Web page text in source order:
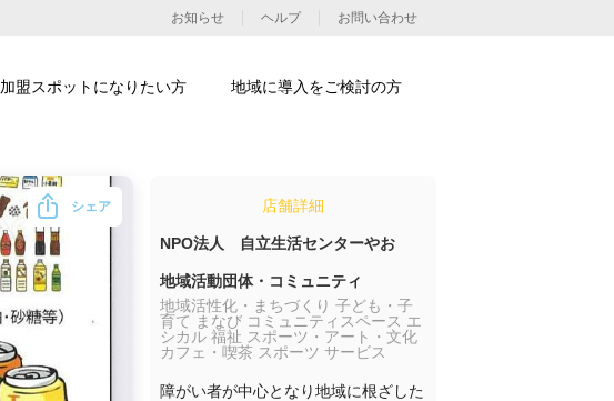
シェア 店舗詳細
NPO法人 自立生活センターやお
地域活動団体・コミュニティ
地域活性化・まちづくり 子ども・子
育て まなび コミュニティスペース エ
シカル 福祉 スポーツ・アート・文化
カフェ・喫茶 スポーツ サービス
障がい者が中心となり地域に根ざした
お知らせ ヘルプ お問い合わせ
加盟スポットになりたい方 地域に導入をご検討の方